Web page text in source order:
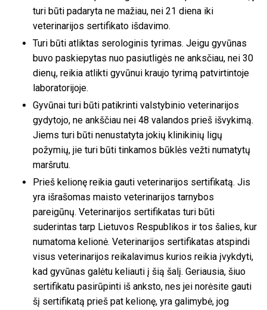
turi būti padaryta ne mažiau, nei 21 diena iki
veterinarijos sertifikato išdavimo.
Turi būti atliktas serologinis tyrimas. Jeigu gyvūnas
buvo paskiepytas nuo pasiutligės ne anksčiau, nei 30
dienų, reikia atlikti gyvūnui kraujo tyrimą patvirtintoje
laboratorijoje.
Gyvūnai turi būti patikrinti valstybinio veterinarijos
gydytojo, ne ankščiau nei 48 valandos prieš išvykimą.
Jiems turi būti nenustatyta jokių klinikinių ligų
požymių, jie turi būti tinkamos būklės vežti numatytų
maršrutu.
Prieš kelionę reikia gauti veterinarijos sertifikatą. Jis
yra išrašomas maisto veterinarijos tarnybos
pareigūnų. Veterinarijos sertifikatas turi būti
suderintas tarp Lietuvos Respublikos ir tos šalies, kur
numatoma kelionė. Veterinarijos sertifikatas atspindi
visus veterinarijos reikalavimus kurios reikia įvykdyti,
kad gyvūnas galėtu keliauti į šią šalį. Geriausia, šiuo
sertifikatu pasirūpinti iš anksto, nes jei norėsite gauti
šį sertifikatą prieš pat kelionę, yra galimybė, jog